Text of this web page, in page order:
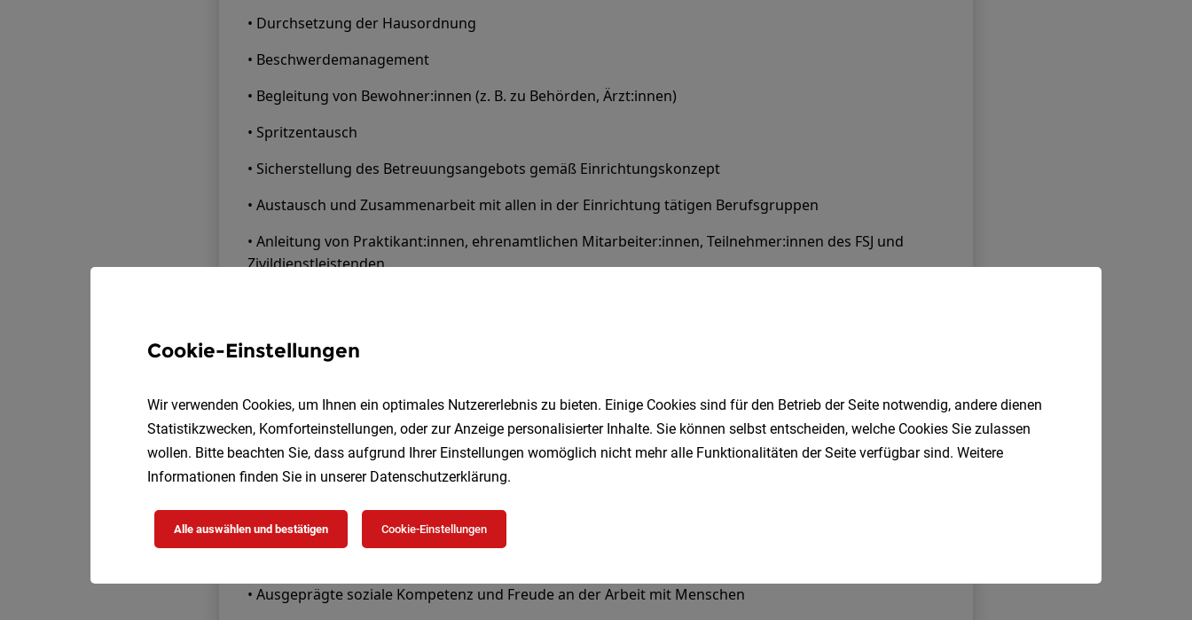
Cookie-Einstellungen
Wir verwenden Cookies, um Ihnen ein optimales Nutzererlebnis zu bieten. Einige Cookies sind für den Betrieb der Seite notwendig, andere dienen
Statistikzwecken, Komforteinstellungen, oder zur Anzeige personalisierter Inhalte. Sie können selbst entscheiden, welche Cookies Sie zulassen
wollen. Bitte beachten Sie, dass aufgrund Ihrer Einstellungen womöglich nicht mehr alle Funktionalitäten der Seite verfügbar sind. Weitere
Informationen finden Sie in unserer Datenschutzerklärung.
Alle auswählen und bestätigen Cookie-Einstellungen